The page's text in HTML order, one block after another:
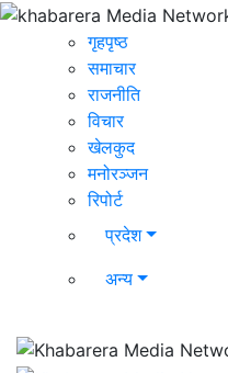
गृहपृष्ठ
समाचार
राजनीति
विचार
खेलकुद
मनोरञ्जन
रिपोर्ट
प्रदेश
अन्य